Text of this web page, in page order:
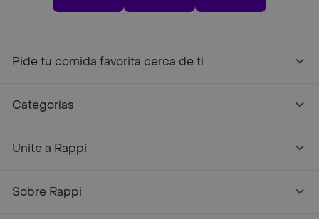
Pide tu comida favorita cerca de ti
Categorías
Unite a Rappi
Sobre Rappi